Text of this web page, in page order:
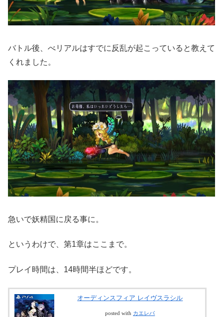
バトル後、べリアルはすでに反乱が起こっていると教えて
くれました。
急いで妖精国に戻る事に。
というわけで、第1章はここまで。
プレイ時間は、14時間半ほどです。
オーディンスフィア レイヴスラシル
posted with カエレバ